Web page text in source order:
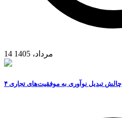
14 مرداد، 1405
۴ چالش تبدیل نوآوری به موفقیت‌های تجاری